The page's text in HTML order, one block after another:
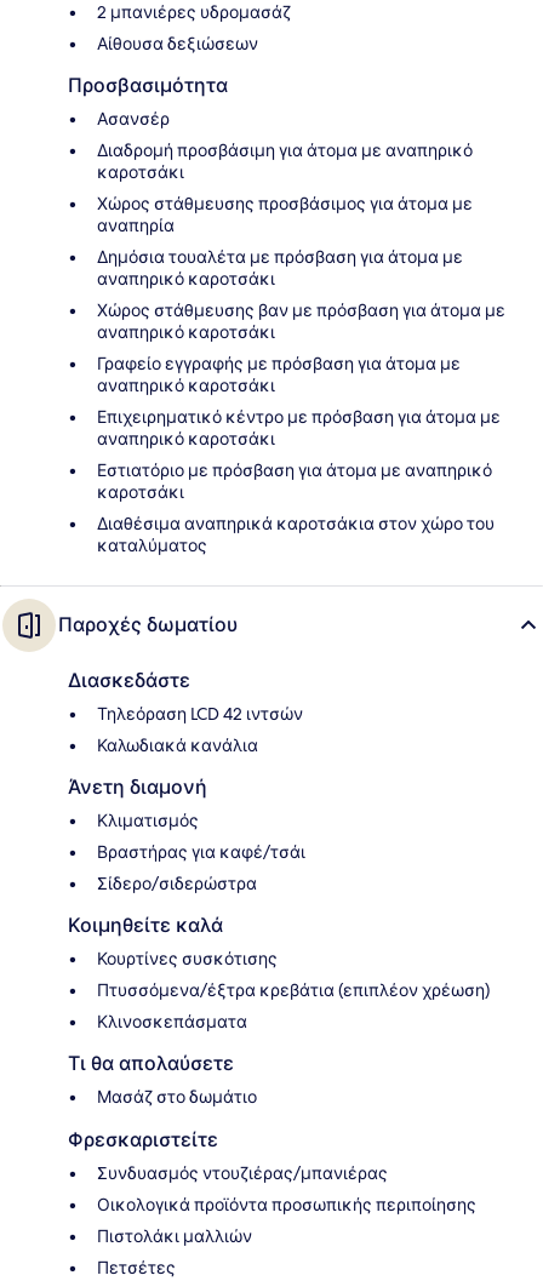
2 μπανιέρες υδρομασάζ
Αίθουσα δεξιώσεων
Προσβασιμότητα
Ασανσέρ
Διαδρομή προσβάσιμη για άτομα με αναπηρικό
καροτσάκι
Χώρος στάθμευσης προσβάσιμος για άτομα με
αναπηρία
Δημόσια τουαλέτα με πρόσβαση για άτομα με
αναπηρικό καροτσάκι
Χώρος στάθμευσης βαν με πρόσβαση για άτομα με
αναπηρικό καροτσάκι
Γραφείο εγγραφής με πρόσβαση για άτομα με
αναπηρικό καροτσάκι
Επιχειρηματικό κέντρο με πρόσβαση για άτομα με
αναπηρικό καροτσάκι
Εστιατόριο με πρόσβαση για άτομα με αναπηρικό
καροτσάκι
Διαθέσιμα αναπηρικά καροτσάκια στον χώρο του
καταλύματος
Παροχές δωματίου
Διασκεδάστε
Τηλεόραση LCD 42 ιντσών
Καλωδιακά κανάλια
Άνετη διαμονή
Κλιματισμός
Βραστήρας για καφέ/τσάι
Σίδερο/σιδερώστρα
Κοιμηθείτε καλά
Κουρτίνες συσκότισης
Πτυσσόμενα/έξτρα κρεβάτια (επιπλέον χρέωση)
Κλινοσκεπάσματα
Τι θα απολαύσετε
Μασάζ στο δωμάτιο
Φρεσκαριστείτε
Συνδυασμός ντουζιέρας/μπανιέρας
Οικολογικά προϊόντα προσωπικής περιποίησης
Πιστολάκι μαλλιών
Πετσέτες